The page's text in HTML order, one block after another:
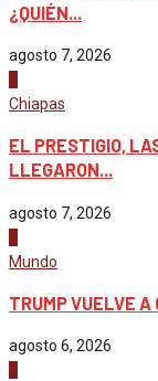
¿QUIÉN...
agosto 7, 2026
Chiapas
EL PRESTIGIO,
LLEGARON...
agosto 7, 2026
Mundo
TRUMP VUELVE A
agosto 6, 2026